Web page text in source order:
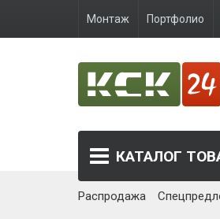
Монтаж Портфолио
КАТАЛОГ
Распродажа